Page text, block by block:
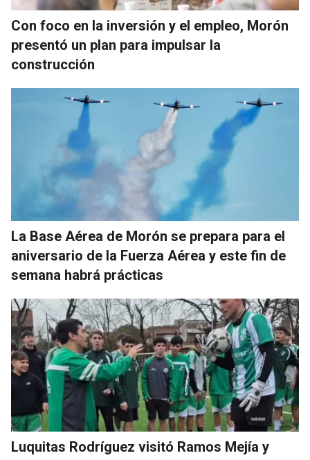
Con foco en la inversión y el empleo, Morón
presentó un plan para impulsar la
construcción
La Base Aérea de Morón se prepara para el
aniversario de la Fuerza Aérea y este fin de
semana habrá prácticas
Luquitas Rodríguez visitó Ramos Mejía y